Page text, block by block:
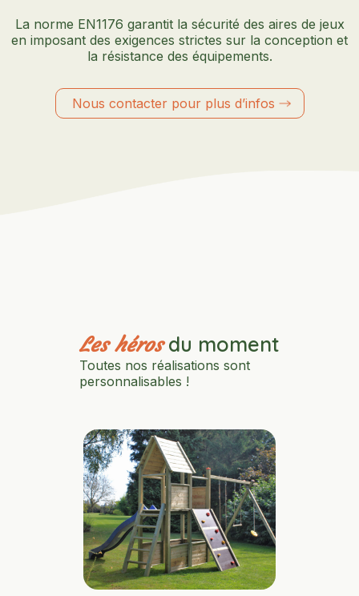
La norme EN1176 garantit la sécurité des aires de jeux
en imposant des exigences strictes sur la conception et
la résistance des équipements.
Nous contacter pour plus d’infos
Les hérosdu moment
Toutes nos réalisations sont
personnalisables !